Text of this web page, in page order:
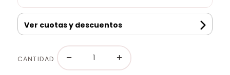
Ver cuotas y descuentos
CANTIDAD − +